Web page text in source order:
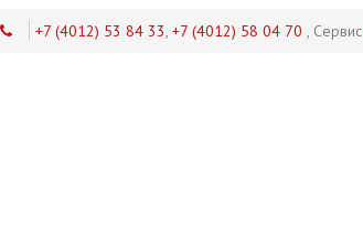
+7 (4012) 53 84 33, +7 (4012) 58 04 70 , Сервис